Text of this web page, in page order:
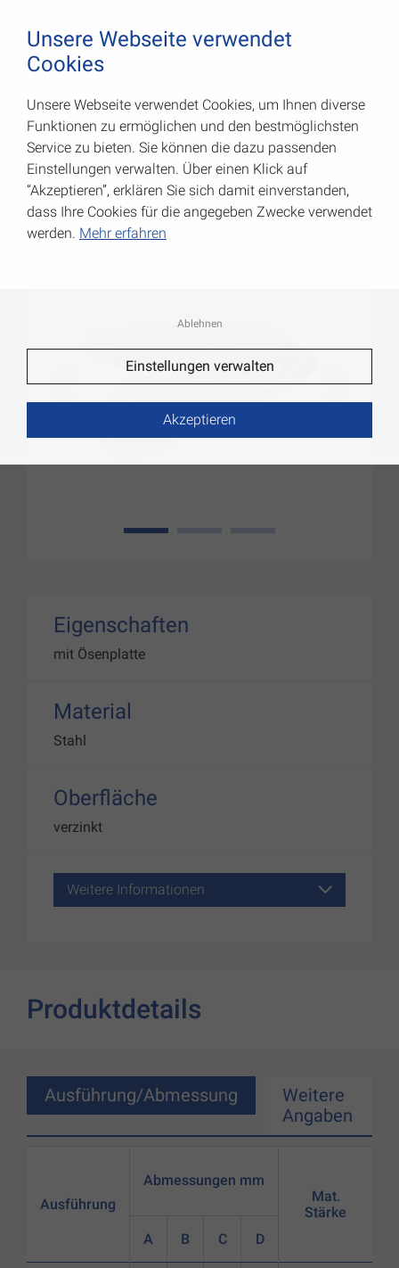
Sicherheits-Überfallen
Art.-Nr.: 000021160Z
1
Eigenschaften
mit Ösenplatte
Material
Stahl
Oberfläche
verzinkt
Weitere Informationen
Produktdetails
Ausführung/Abmessung
Weitere
Angaben
Ausführung
Abmessungen mm
A B C D
Mat.
Stärke
Unsere Webseite verwendet
Cookies
Unsere Webseite verwendet Cookies, um Ihnen diverse
Funktionen zu ermöglichen und den bestmöglichsten
Service zu bieten. Sie können die dazu passenden
Einstellungen verwalten. Über einen Klick auf
“Akzeptieren”, erklären Sie sich damit einverstanden,
dass Ihre Cookies für die angegeben Zwecke verwendet
werden. Mehr erfahren
Ablehnen
Einstellungen verwalten
Akzeptieren